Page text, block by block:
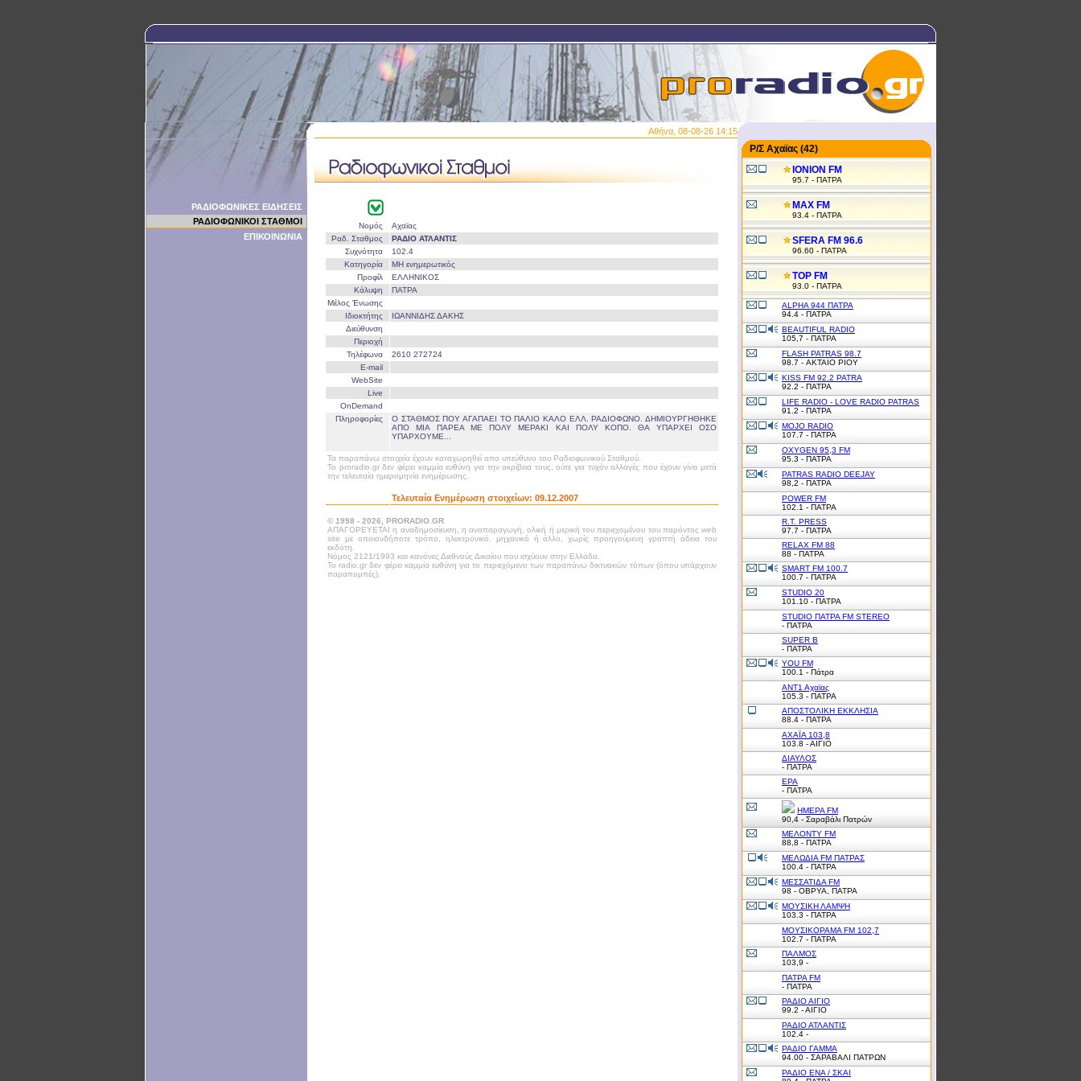
Αθήνα, 08-08-26 14:15
ΡΑΔΙΟΦΩΝΙΚΕΣ ΕΙΔΗΣΕΙΣ
ΡΑΔΙΟΦΩΝΙΚΟΙ ΣΤΑΘΜΟΙ
ΕΠΙΚΟΙΝΩΝΙΑ
Νομός
Αχαϊας
Ραδ. Σταθμος
ΡΑΔΙΟ ΑΤΛΑΝΤΙΣ
Συχνότητα
102.4
Κατηγορία
ΜΗ ενημερωτικός
Προφίλ
ΕΛΛΗΝΙΚΟΣ
Κάλυψη
ΠΑΤΡΑ
Μέλος Ένωσης
Ιδιοκτήτης
ΙΩΑΝΝΙΔΗΣ ΔΑΚΗΣ
Διεύθυνση
Περιοχή
Τηλέφωνα
2610 272724
E-mail
WebSite
Live
OnDemand
Πληροφορίες
Ο ΣΤΑΘΜΟΣ ΠΟΥ ΑΓΑΠΑΕΙ ΤΟ ΠΑΛΙΟ ΚΑΛΟ ΕΛΛ. ΡΑΔΙΟΦΩΝΟ. ΔΗΜΙΟΥΡΓΗΘΗΚΕ
ΑΠΟ ΜΙΑ ΠΑΡΕΑ ΜΕ ΠΟΛΥ ΜΕΡΑΚΙ ΚΑΙ ΠΟΛΥ ΚΟΠΟ. ΘΑ ΥΠΑΡΧΕΙ ΟΣΟ
ΥΠΑΡΧΟΥΜΕ...
Τα παραπάνω στοιχεία έχουν καταχωρηθεί απο υπεύθυνο του Ραδιοφωνικού Σταθμού.
Το proradio.gr δεν φέρει καμμία ευθύνη για την ακρίβεια τους, ούτε για τυχόν αλλαγές που έχουν γίνει μετά
την τελευταία ημερομηνία ενημέρωσης.
Τελευταία Ενημέρωση στοιχείων: 09.12.2007
© 1998 - 2026, PRORADIO.GR
ΑΠΑΓΟΡΕΥΕΤΑΙ η αναδημοσίευση, η αναπαραγωγή, ολική ή μερική του περιεχομένου του παρόντος web
site με οποιονδήποτε τρόπο, ηλεκτρονικό, μηχανικό ή άλλο, χωρίς προηγούμενη γραπτή άδεια του
εκδότη.
Νόμος 2121/1993 και κανόνες Διεθνούς Δικαίου που ισχύουν στην Ελλάδα.
Το radio.gr δεν φέρει καμμία ευθύνη για το περιεχόμενο των παραπάνω δικτυακών τόπων (όπου υπάρχουν
παραπομπές).
Ρ/Σ Αχαϊας (42)
IONION FM
95.7 - ΠΑΤΡΑ
MAX FM
93.4 - ΠΑΤΡΑ
SFERA FM 96.6
96.60 - ΠΑΤΡΑ
TOP FM
93.0 - ΠΑΤΡΑ
ALPHA 944 ΠΑΤΡΑ
94.4 - ΠΑΤΡΑ
BEAUTIFUL RADIO
105,7 - ΠΑΤΡΑ
FLASH PATRAS 98.7
98.7 - ΑΚΤΑΙΟ ΡΙΟΥ
KISS FM 92.2 PATRA
92.2 - ΠΑΤΡΑ
LIFE RADIO - LOVE RADIO PATRAS
91.2 - ΠΑΤΡΑ
MOJO RADIO
107.7 - ΠΑΤΡΑ
OXYGEN 95,3 FM
95.3 - ΠΑΤΡΑ
PATRAS RADIO DEEJAY
98,2 - ΠΑΤΡΑ
POWER FM
102.1 - ΠΑΤΡΑ
R.T. PRESS
97.7 - ΠΑΤΡΑ
RELAX FM 88
88 - ΠΑΤΡΑ
SMART FM 100.7
100.7 - ΠΑΤΡΑ
STUDIO 20
101.10 - ΠΑΤΡΑ
STUDIO ΠΑΤΡΑ FM STEREO
- ΠΑΤΡΑ
SUPER B
- ΠΑΤΡΑ
YOU FM
100.1 - Πάτρα
ΑΝΤ1 Αχαϊας
105.3 - ΠΑΤΡΑ
ΑΠΟΣΤΟΛΙΚΗ ΕΚΚΛΗΣΙΑ
88.4 - ΠΑΤΡΑ
ΑΧΑΪΑ 103,8
103.8 - ΑΙΓΙΟ
ΔΙΑΥΛΟΣ
- ΠΑΤΡΑ
ΕΡΑ
- ΠΑΤΡΑ
ΗΜΕΡΑ FM
90,4 - Σαραβάλι Πατρών
ΜΕΛΟΝΤΥ FM
88,8 - ΠΑΤΡΑ
ΜΕΛΩΔΙΑ FM ΠΑΤΡΑΣ
100.4 - ΠΑΤΡΑ
ΜΕΣΣΑΤΙΔΑ FM
98 - ΟΒΡΥΑ, ΠΑΤΡΑ
ΜΟΥΣΙΚΗ ΛΑΜΨΗ
103.3 - ΠΑΤΡΑ
ΜΟΥΣΙΚΟΡΑΜΑ FM 102,7
102.7 - ΠΑΤΡΑ
ΠΑΛΜΟΣ
103,9 -
ΠΑΤΡΑ FM
- ΠΑΤΡΑ
ΡΑΔΙΟ ΑΙΓΙΟ
99.2 - ΑΙΓΙΟ
ΡΑΔΙΟ ΑΤΛΑΝΤΙΣ
102.4 -
ΡΑΔΙΟ ΓΑΜΜΑ
94.00 - ΣΑΡΑΒΑΛΙ ΠΑΤΡΩΝ
ΡΑΔΙΟ ΕΝΑ / ΣΚΑΙ